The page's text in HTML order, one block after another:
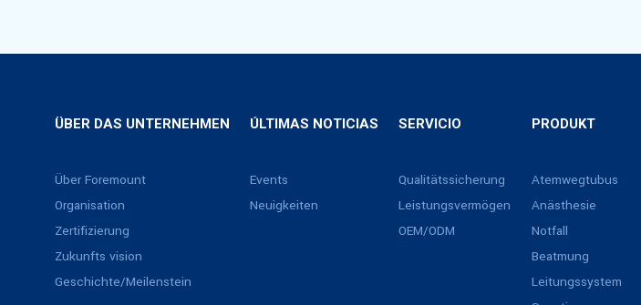
ÜBER DAS UNTERNEHMEN
Über Foremount
Organisation
Zertifizierung
Zukunfts vision
Geschichte/Meilenstein
ÚLTIMAS NOTICIAS
Events
Neuigkeiten
SERVICIO
Qualitätssicherung
Leistungsvermögen
OEM/ODM
PRODUKT
Atemwegtubus
Anästhesie
Notfall
Beatmung
Leitungssystem